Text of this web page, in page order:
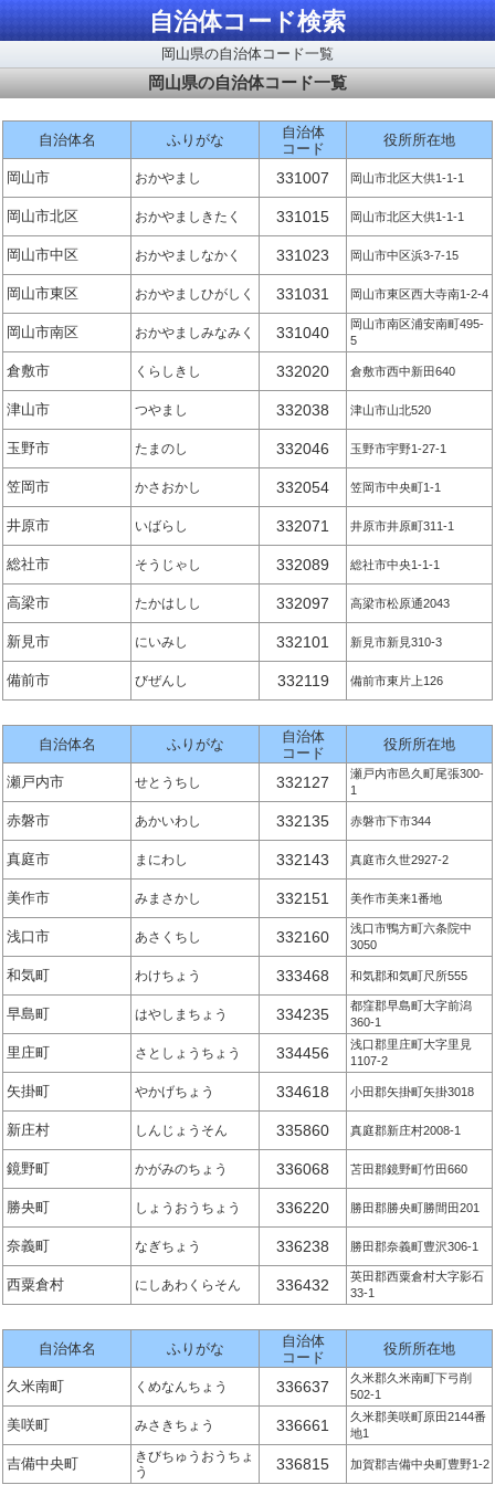
自治体コード検索
岡山県の自治体コード一覧
岡山県の自治体コード一覧
自治体名 ふりがな
自治体
コード
役所所在地
岡山市 おかやまし 331007 岡山市北区大供1-1-1
岡山市北区 おかやましきたく 331015 岡山市北区大供1-1-1
岡山市中区 おかやましなかく 331023 岡山市中区浜3-7-15
岡山市東区 おかやましひがしく 331031 岡山市東区西大寺南1-2-4
岡山市南区 おかやましみなみく 331040
岡山市南区浦安南町495-
5
倉敷市 くらしきし 332020 倉敷市西中新田640
津山市 つやまし 332038 津山市山北520
玉野市 たまのし 332046 玉野市宇野1-27-1
笠岡市 かさおかし 332054 笠岡市中央町1-1
井原市 いばらし 332071 井原市井原町311-1
総社市 そうじゃし 332089 総社市中央1-1-1
高梁市 たかはしし 332097 高梁市松原通2043
新見市 にいみし 332101 新見市新見310-3
備前市 びぜんし 332119 備前市東片上126
自治体名 ふりがな
自治体
コード
役所所在地
瀬戸内市 せとうちし 332127
瀬戸内市邑久町尾張300-
1
赤磐市 あかいわし 332135 赤磐市下市344
真庭市 まにわし 332143 真庭市久世2927-2
美作市 みまさかし 332151 美作市美来1番地
浅口市 あさくちし 332160
浅口市鴨方町六条院中
3050
和気町 わけちょう 333468 和気郡和気町尺所555
早島町 はやしまちょう 334235
都窪郡早島町大字前潟
360-1
里庄町 さとしょうちょう 334456
浅口郡里庄町大字里見
1107-2
矢掛町 やかげちょう 334618 小田郡矢掛町矢掛3018
新庄村 しんじょうそん 335860 真庭郡新庄村2008-1
鏡野町 かがみのちょう 336068 苫田郡鏡野町竹田660
勝央町 しょうおうちょう 336220 勝田郡勝央町勝間田201
奈義町 なぎちょう 336238 勝田郡奈義町豊沢306-1
西粟倉村 にしあわくらそん 336432
英田郡西粟倉村大字影石
33-1
自治体名 ふりがな
自治体
コード
役所所在地
久米南町 くめなんちょう 336637
久米郡久米南町下弓削
502-1
美咲町 みさきちょう 336661
久米郡美咲町原田2144番
地1
吉備中央町
きびちゅうおうちょ
う
336815 加賀郡吉備中央町豊野1-2